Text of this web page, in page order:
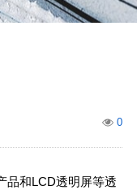
0
和LCD透明屏等透